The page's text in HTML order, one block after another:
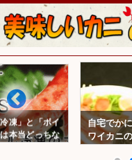
凍」と「ボイ
本当どっちな
自宅でか
ワイカニ
だね